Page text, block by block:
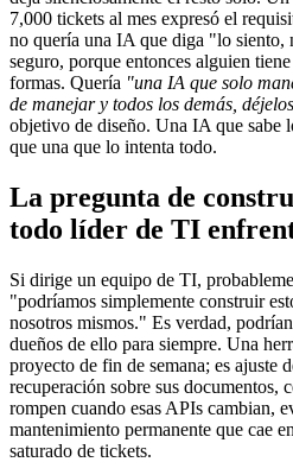
7,000 tickets al mes expresó el
no quería una IA que diga "lo siento,
seguro, porque entonces alguien
formas. Quería "una IA que solo
de manejar y todos los demás,
objetivo de diseño. Una IA que sabe
que una que lo intenta todo.
La pregunta de
todo líder de TI
Si dirige un equipo de TI,
"podríamos simplemente construir
nosotros mismos." Es verdad,
dueños de ello para siempre. Una
proyecto de fin de semana; es ajuste
recuperación sobre sus documentos,
rompen cuando esas APIs cambian,
mantenimiento permanente que cae
saturado de tickets.